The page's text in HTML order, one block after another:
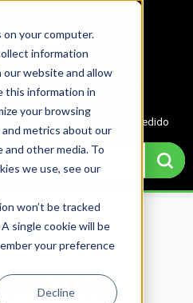
your computer.
information
website and allow
this information in
your browsing
metrics about our
other media. To
we use, see our
won’t be tracked
single cookie will be
your preference
Decline
Cotización
Cesta de pedido